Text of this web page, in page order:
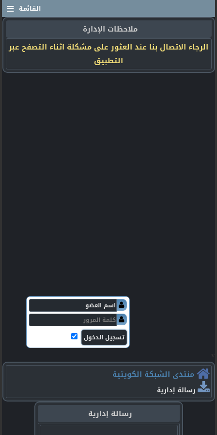
≡ القائمة
ملاحظات الإدارة
الرجاء الاتصال بنا عند العثور على مشكلة اثناء التصفح عبر
التطبيق
منتدى الشبكة الكويتية
رسالة إدارية
رسالة إدارية